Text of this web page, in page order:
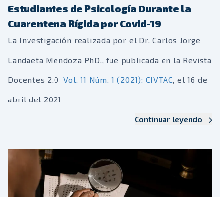
Estudiantes de Psicología Durante la
Cuarentena Rígida por Covid-19
La Investigación realizada por el Dr. Carlos Jorge
Landaeta Mendoza PhD., fue publicada en la Revista
Docentes 2.0Vol. 11 Núm. 1 (2021): CIVTAC, el 16 de
abril del 2021
Continuar leyendo